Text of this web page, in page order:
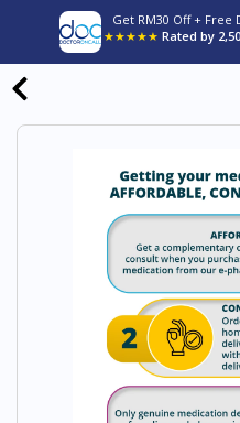
Get RM30 Off + Free
★★★★★ Rated by